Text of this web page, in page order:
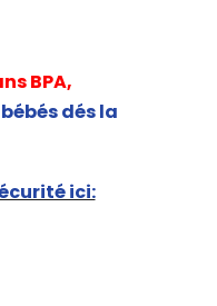
BPA,
dés la
ici: